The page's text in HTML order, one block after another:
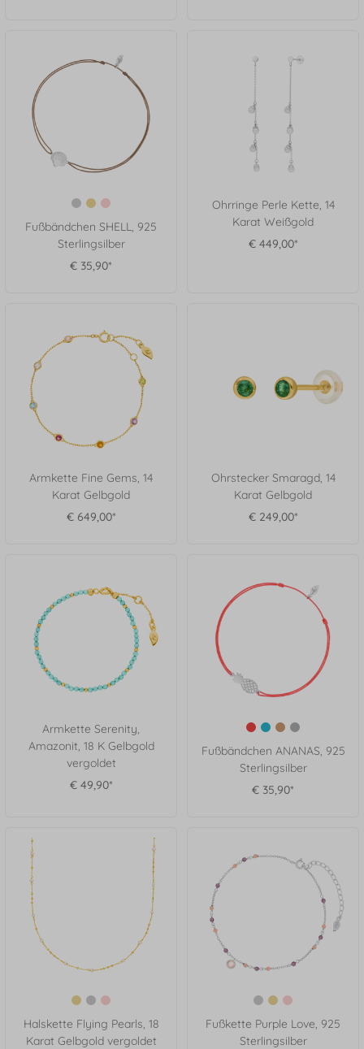
Fußbändchen SHELL, 925
Sterlingsilber
€ 35,90*
Ohrringe Perle Kette, 14
Karat Weißgold
€ 449,00*
Armkette Fine Gems, 14
Karat Gelbgold
€ 649,00*
Ohrstecker Smaragd, 14
Karat Gelbgold
€ 249,00*
Armkette Serenity,
Amazonit, 18 K Gelbgold
vergoldet
€ 49,90*
Fußbändchen ANANAS, 925
Sterlingsilber
€ 35,90*
Halskette Flying Pearls, 18
Karat Gelbgold vergoldet
Fußkette Purple Love, 925
Sterlingsilber